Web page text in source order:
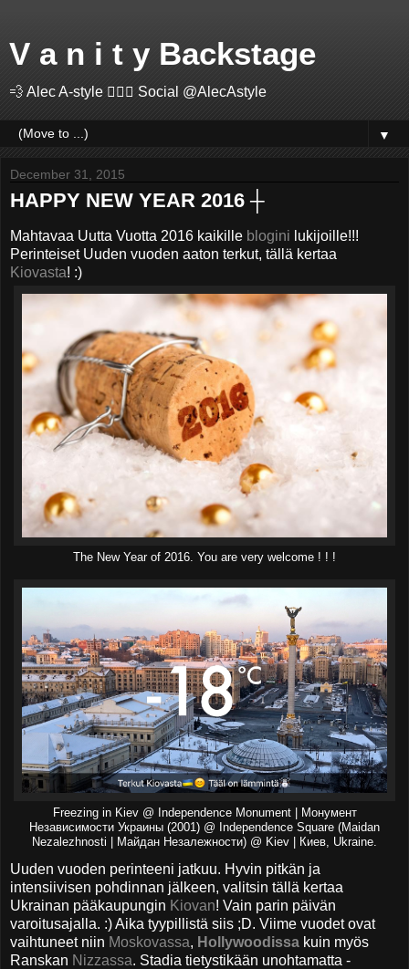
V a n i t y Backstage
💨 Alec A-style 🤽🏻‍♂️ Social @AlecAstyle
▼
December 31, 2015
HAPPY NEW YEAR 2016 ┼
Mahtavaa Uutta Vuotta 2016 kaikille blogini lukijoille!!!
Perinteiset Uuden vuoden aaton terkut, tällä kertaa
Kiovasta! :)
The New Year of 2016. You are very welcome ! ! !
Freezing in Kiev @ Independence Monument | Монумент
Независимости Украины (2001) @ Independence Square (Maidan
Nezalezhnosti | Майдан Незалежности) @ Kiev | Киев, Ukraine.
Uuden vuoden perinteeni jatkuu. Hyvin pitkän ja
intensiivisen pohdinnan jälkeen, valitsin tällä kertaa
Ukrainan pääkaupungin Kiovan! Vain parin päivän
varoitusajalla. :) Aika tyypillistä siis ;D. Viime vuodet ovat
vaihtuneet niin Moskovassa, Hollywoodissa kuin myös
Ranskan Nizzassa. Stadia tietystikään unohtamatta -